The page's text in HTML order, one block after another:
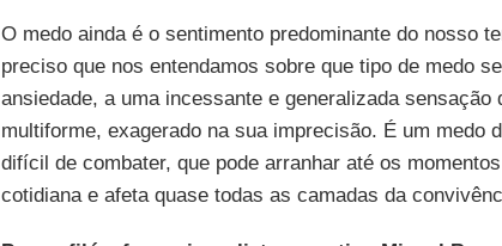
O medo ainda é o sentimento predominante do nosso
preciso que nos entendamos sobre que tipo de medo
ansiedade, a uma incessante e generalizada sensação
multiforme, exagerado na sua imprecisão. É um medo
difícil de combater, que pode arranhar até os
cotidiana e afeta quase todas as camadas da